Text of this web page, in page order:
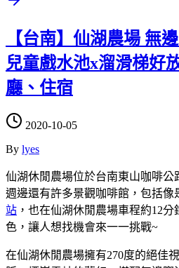
【台南】仙湖農場 無
兒童戲水池x溜滑梯好
廳、住宿
2020-10-05
By lyes
仙湖休閒農場位於台南東山咖啡公
週邊還有許多景觀咖啡館，包括像
站 ，也在仙湖休閒農場車程約12
色，讓人想找機會來一一挑戰~
在仙湖休閒農場擁有270度的絕佳